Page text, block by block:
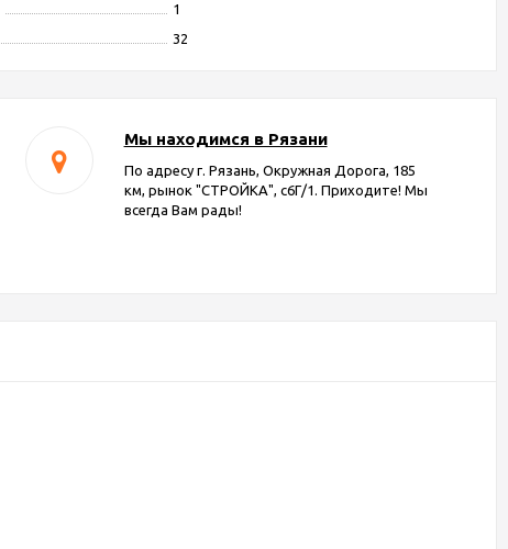
1
32
Мы находимся в Рязани
По адресу г. Рязань, Окружная Дорога, 185
км, рынок "СТРОЙКА", с6Г/1. Приходите! Мы
всегда Вам рады!